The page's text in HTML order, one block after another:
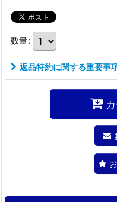
数量:
返品特約に関する重要事